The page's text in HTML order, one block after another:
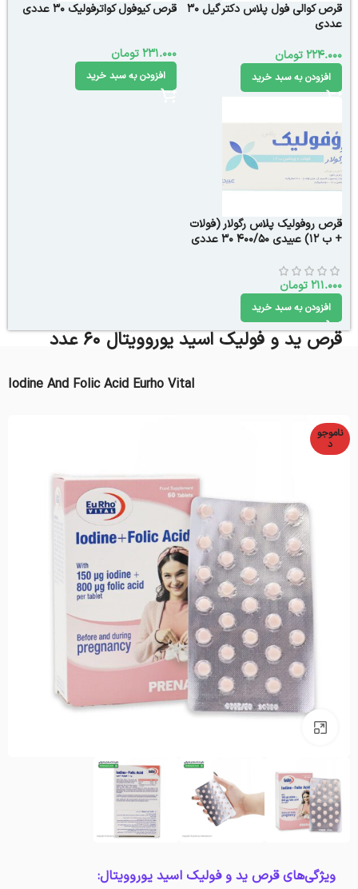
قرص کوالی فول پلاس دکتر گیل 30
عددی
224.000تومان
افزودن به سبد خرید
قرص کیوفول کواترفولیک 30 عددی
231.000تومان
افزودن به سبد خرید
قرص روفولیک پلاس رگولار (فولات
+ ب 12) عبیدی 400/50 30 عددی
211.000تومان
افزودن به سبد خرید
قرص ید و فولیک اسید یوروویتال ۶۰ عدد
Iodine And Folic Acid Eurho Vital
ناموجو
د
ویژگی‌های قرص ید و فولیک اسید یوروویتال: